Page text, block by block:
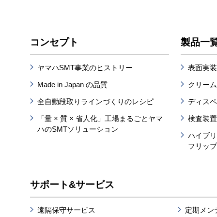
コンセプト
ヤマハSMT事業のヒストリー
Made in Japan の品質
全自動段取りラインづくりのレシピ
「量 × 質 × 省人化」工場まるごとヤマ
ハのSMTソリューション
製品一
表面実
クリー
ディス
検査装置
ハイブ
フリッ
サポート&サービス
遠隔保守サービス 定期メン